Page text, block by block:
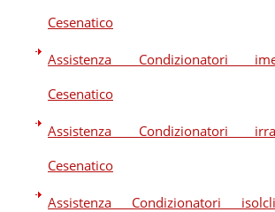
Cesenatico
Assistenza Condizionatori
Cesenatico
Assistenza Condizionatori
Cesenatico
Assistenza Condizionatori